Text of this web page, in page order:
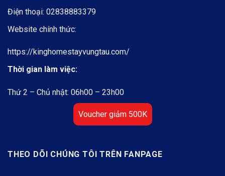
Điện thoại: 02838883379
Website chính thức:
https://kinghomestayvungtau.com/
Thời gian làm việc:
Thứ 2 – Chủ nhật: 06h00 – 23h00
Voucher giảm 500K
THEO DÕI CHÚNG TÔI TRÊN FANPAGE